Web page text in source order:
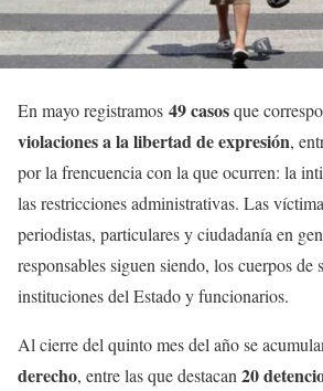
En mayo registramos 49 casosque
violaciones a la libertad de expresión,
por la frencuencia con la que ocurren: la
las restricciones administrativas. Las
periodistas, particulares y ciudadanía en
responsables siguen siendo, los cuerpos de
instituciones del Estado y funcionarios.
Al cierre del quinto mes del año se
derecho, entre las que destacan 20